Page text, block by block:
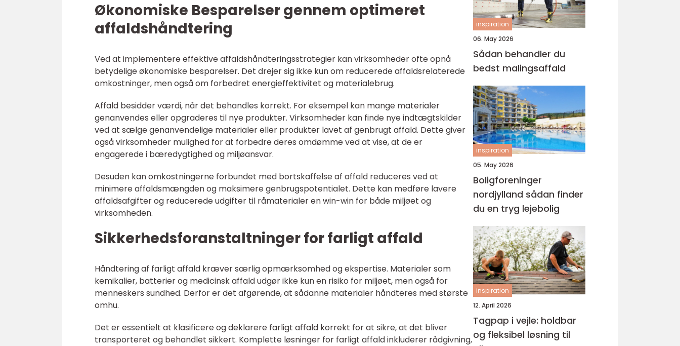
Økonomiske Besparelser gennem optimeret
affaldshåndtering
Ved at implementere effektive affaldshåndteringsstrategier kan virksomheder ofte opnå
betydelige økonomiske besparelser. Det drejer sig ikke kun om reducerede affaldsrelaterede
omkostninger, men også om forbedret energieffektivitet og materialebrug.
Affald besidder værdi, når det behandles korrekt. For eksempel kan mange materialer
genanvendes eller opgraderes til nye produkter. Virksomheder kan finde nye indtægtskilder
ved at sælge genanvendelige materialer eller produkter lavet af genbrugt affald. Dette giver
også virksomheder mulighed for at forbedre deres omdømme ved at vise, at de er
engagerede i bæredygtighed og miljøansvar.
Desuden kan omkostningerne forbundet med bortskaffelse af affald reduceres ved at
minimere affaldsmængden og maksimere genbrugspotentialet. Dette kan medføre lavere
affaldsafgifter og reducerede udgifter til råmaterialer en win-win for både miljøet og
virksomheden.
Sikkerhedsforanstaltninger for farligt affald
Håndtering af farligt affald kræver særlig opmærksomhed og ekspertise. Materialer som
kemikalier, batterier og medicinsk affald udgør ikke kun en risiko for miljøet, men også for
menneskers sundhed. Derfor er det afgørende, at sådanne materialer håndteres med største
omhu.
Det er essentielt at klasificere og deklarere farligt affald korrekt for at sikre, at det bliver
transporteret og behandlet sikkert. Komplette løsninger for farligt affald inkluderer rådgivning,
inspiration
06. May 2026
Sådan behandler du
bedst malingsaffald
inspiration
05. May 2026
Boligforeninger
nordjylland sådan finder
du en tryg lejebolig
inspiration
12. April 2026
Tagpap i vejle: holdbar
og fleksibel løsning til